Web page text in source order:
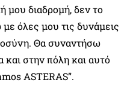
μου διαδρομή, δεν το
όλες μου τις δυνάμεις
Θα συναντήσω
στην πόλη και αυτό
ASTERAS”.